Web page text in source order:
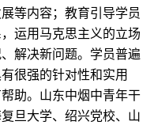
等内容；教育引导学员
运用马克思主义的立场
解决新问题。学员普遍
很强的针对性和实用
助。山东中烟中青年干
旦大学、绍兴党校、山